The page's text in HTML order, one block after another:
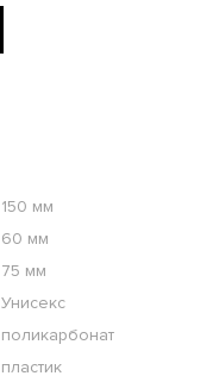
150 мм
60 мм
75 мм
Унисекс
поликарбонат
пластик